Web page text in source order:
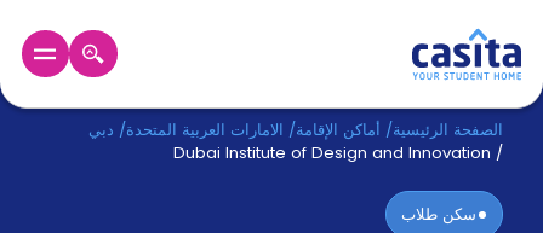
الرئيسية عربي AED
دخول
الصفحة الرئيسية/ أماكن الإقامة/ الامارات العربية المتحدة/ دبي
/
Dubai Institute of Design and Innovation
سكن طلاب